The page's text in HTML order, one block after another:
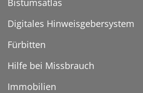
Digitales Hinweisgebersystem
Fürbitten
Hilfe bei Missbrauch
Immobilien